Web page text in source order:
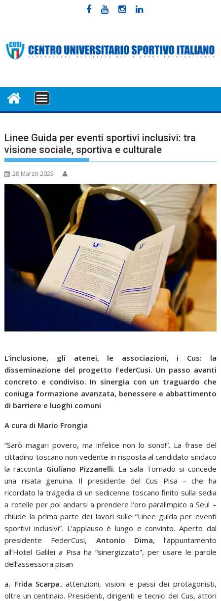
MENU
Linee Guida per eventi sportivi inclusivi: tra
visione sociale, sportiva e culturale
28 Marzo 2025
L’inclusione, gli atenei, le associazioni, i Cus: la
disseminazione del progetto FederCusi. Un passo avanti
concreto e condiviso. In sinergia con un traguardo che
coniuga formazione avanzata, benessere e abbattimento
di barriere e luoghi comuni
A cura di Mario Frongia
“Sarò magari povero, ma infelice non lo sono!”. La frase del
cittadino toscano non vedente in risposta al candidato sindaco
la racconta Giuliano Pizzanelli. La sala Tornado si concede
una risata genuina. Il presidente del Cus Pisa – che ha
ricordato la tragedia di un sedicenne toscano finito sulla sedia
a rotelle per poi andarsi a prendere l’oro paralimpico a Seul –
chiude la prima parte dei lavori sulle “Linee guida per eventi
sportivi inclusivi”. L’applauso è lungo e convinto. Aperto dal
presidente FederCusi, Antonio Dima, l’appuntamento
all’Hotel Galilei a Pisa ha “sinergizzato”, per usare le parole
dell’assessora pisan
a, Frida Scarpa, attenzioni, visioni e passi dei protagonisti,
oltre un centinaio. Presidenti, dirigenti e tecnici dei Cus, attori